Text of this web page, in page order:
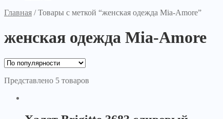
Главная /Товары с меткой “женская одежда Mia-Amore”
женская одежда Mia-Amore
Представлено 5 товаров